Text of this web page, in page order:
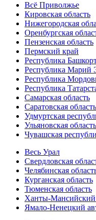
Всё Приволжье
Кировская область
Нижегородская
Оренбургская
Пензенская область
Пермский край
Республика
Республика Марий
Республика
Республика
Самарская область
Саратовская область
Удмуртская
Ульяновская область
Чувашская
Весь Урал
Свердловская
Челябинская
Курганская область
Тюменская область
Ханты-
Ямало-Ненецкий